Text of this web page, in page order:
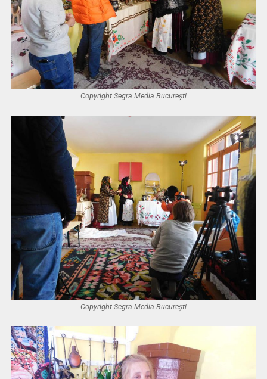
Copyright Segra Media București
Copyright Segra Media București